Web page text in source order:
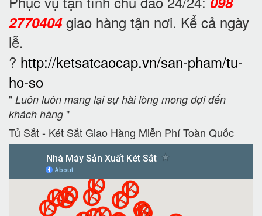
2770404giao hàng tận nơi. Kể cả ngày
lễ.
? http://ketsatcaocap.vn/san-pham/tu-
ho-so
" Luôn luôn mang lại sự hài lòng mong đợi đến
khách hàng "
Tủ Sắt - Két Sắt Giao Hàng Miễn Phí Toàn Quốc